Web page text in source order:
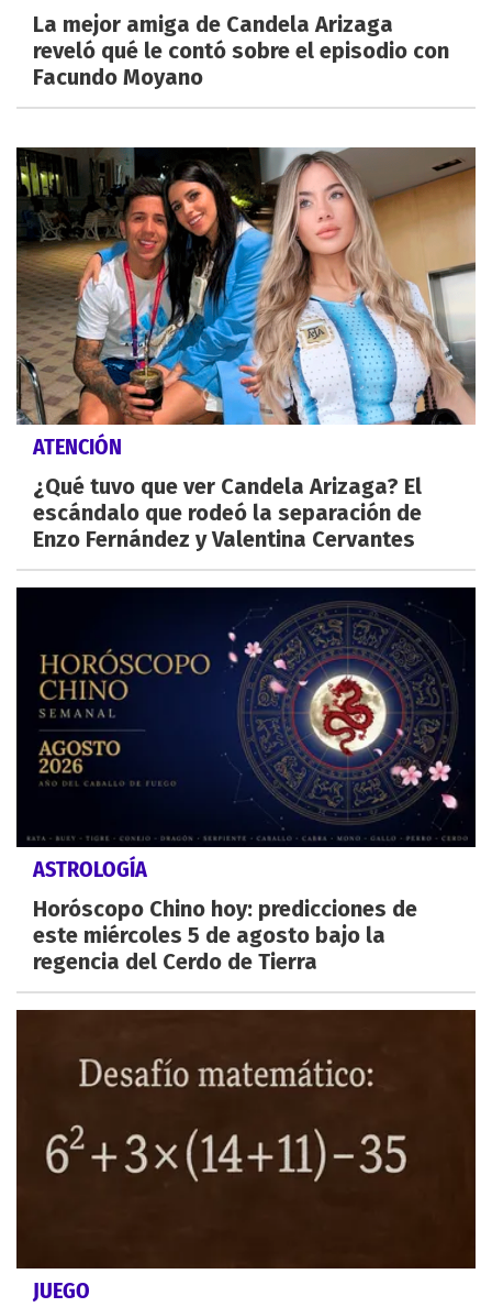
La mejor amiga de Candela Arizaga
reveló qué le contó sobre el episodio con
Facundo Moyano
ATENCIÓN
¿Qué tuvo que ver Candela Arizaga? El
escándalo que rodeó la separación de
Enzo Fernández y Valentina Cervantes
ASTROLOGÍA
Horóscopo Chino hoy: predicciones de
este miércoles 5 de agosto bajo la
regencia del Cerdo de Tierra
JUEGO